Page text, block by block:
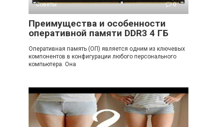
Советы 0
Преимущества и особенности
оперативной памяти DDR3 4 ГБ
Оперативная память (ОП) является одним из ключевых
компонентов в конфигурации любого персонального
компьютера. Она